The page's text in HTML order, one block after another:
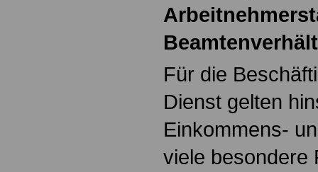
Für die
Dienst gelten
Einkommens-
viele besondere